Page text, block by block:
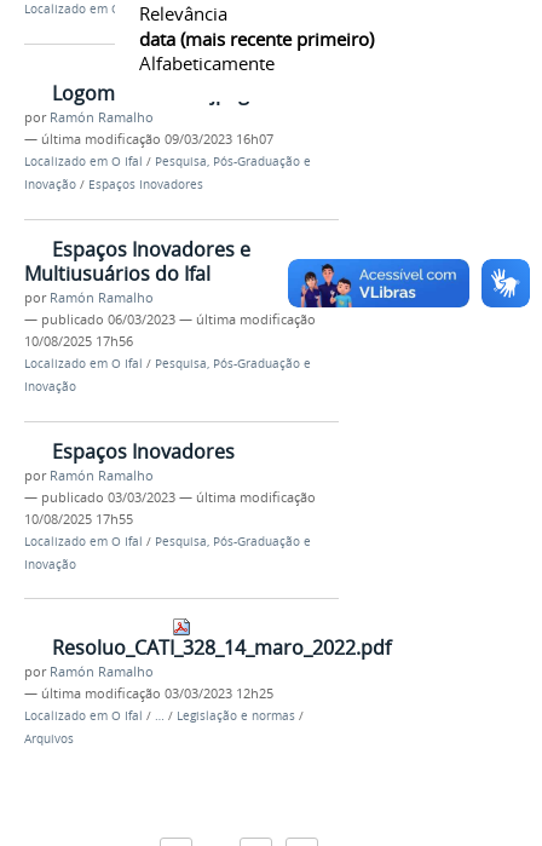
Relevância
data (mais recente primeiro)
Alfabeticamente
Localizado em O Ifal /…/ Arquivos
LogomarcadaCEI.jpeg
por Ramón Ramalho
— última modificação 09/03/2023 16h07
Localizado em O Ifal / Pesquisa, Pós-Graduação e
Inovação / Espaços Inovadores
Espaços Inovadores e
Multiusuários do Ifal
por Ramón Ramalho
— publicado 06/03/2023 — última modificação
10/08/2025 17h56
Localizado em O Ifal / Pesquisa, Pós-Graduação e
Inovação
Espaços Inovadores
por Ramón Ramalho
— publicado 03/03/2023 — última modificação
10/08/2025 17h55
Localizado em O Ifal / Pesquisa, Pós-Graduação e
Inovação
Resoluo_CATI_328_14_maro_2022.pdf
por Ramón Ramalho
— última modificação 03/03/2023 12h25
Localizado em O Ifal / … / Legislação e normas /
Arquivos